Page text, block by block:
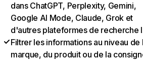
dans ChatGPT, Perplexity, Gemini,
Google AI Mode, Claude, Grok et
d'autres plateformes de recherche
Filtrer les informations au niveau de
marque, du produit ou de la